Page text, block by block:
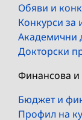
Обяви и
Конкурси за
Академични
Докторски
Финансова и
Бюджет и
Профил на